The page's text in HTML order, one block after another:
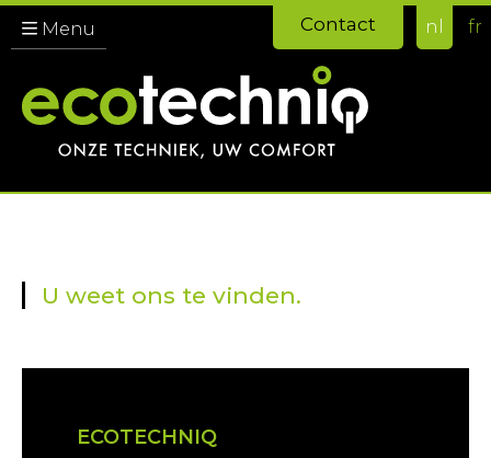
Contact nl fr
Menu
U weet ons te vinden.
ECOTECHNIQ